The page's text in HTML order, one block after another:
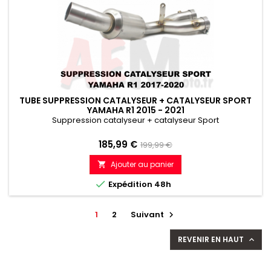
TUBE SUPPRESSION CATALYSEUR + CATALYSEUR SPORT
YAMAHA R1 2015 - 2021
Suppression catalyseur + catalyseur Sport
Prix
185,99 € Prix
de
référence
199,99 €
 Ajouter au panier
 Expédition 48h
1 2 Suivant 
REVENIR EN HAUT 